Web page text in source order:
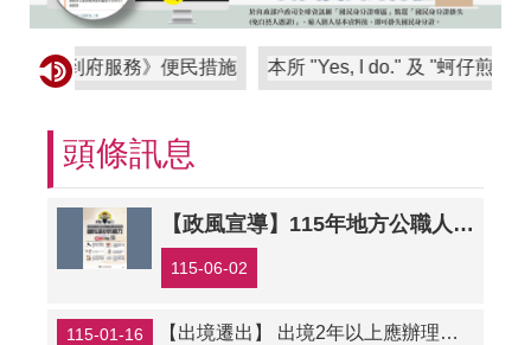
化到府服務》便民措施 本所 "Yes, I do." 及 "蚵仔煎 黏TT"
頭條訊息
【政風宣導】115年地方公職人員九合一選舉反賄選暨行政中立宣導
115-06-02
115-01-16 【出境遷出】 出境2年以上應辦理遷出登記；出境未滿2年，亦得依當事人出境事實辦理遷出登記。